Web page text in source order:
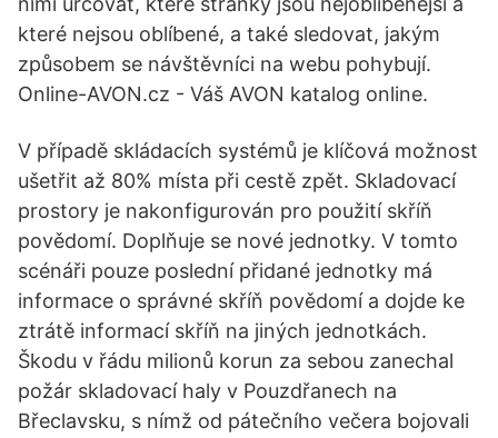
které nejsou oblíbené, a také sledovat, jakým
způsobem se návštěvníci na webu pohybují.
Online-AVON.cz - Váš AVON katalog online.
V případě skládacích systémů je klíčová možnost
ušetřit až 80% místa při cestě zpět. Skladovací
prostory je nakonfigurován pro použití skříň
povědomí. Doplňuje se nové jednotky. V tomto
scénáři pouze poslední přidané jednotky má
informace o správné skříň povědomí a dojde ke
ztrátě informací skříň na jiných jednotkách.
Škodu v řádu milionů korun za sebou zanechal
požár skladovací haly v Pouzdřanech na
Břeclavsku, s nímž od pátečního večera bojovali